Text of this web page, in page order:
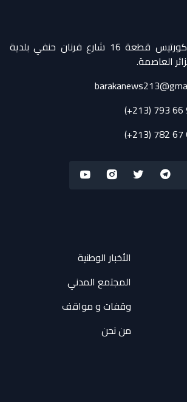
حي كورتيس قطعة 16 شارع فرنان حنفي بلدية
العاصمة.
(+213) 793 66
(+213) 782 67
الأخبار الوطنية
المجتمع المدني
وقفات و مواقف
من نحن